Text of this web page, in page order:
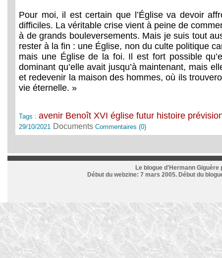
Pour moi, il est certain que l’Église va devoir
difficiles. La véritable crise vient à peine de
à de grands bouleversements. Mais je suis tout
rester à la fin : une Église, non du culte politique
mais une Église de la foi. Il est fort possible
dominant qu’elle avait jusqu’à maintenant, mais
et redevenir la maison des hommes, où ils
vie éternelle. »
Tags :avenir Benoît XVI église futur histoire
29/10/2021 DocumentsCommentaires (0)
Le blogue d'Hermann
Début du webzine: 7 mars 2005. Début du